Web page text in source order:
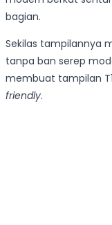
bagian.
Sekilas tampilannya
tanpa ban serep
membuat tampilan
friendly.